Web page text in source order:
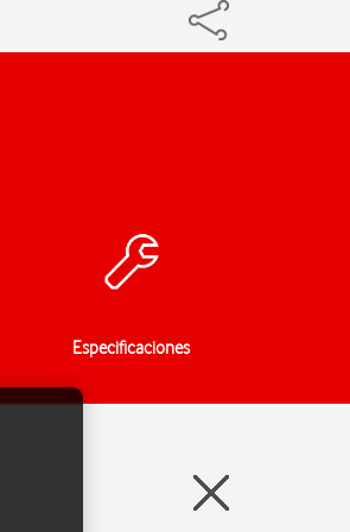
Especificaciones